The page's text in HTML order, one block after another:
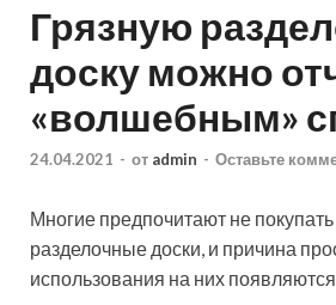
Грязную
доску можно
«волшебным»
24.04.2021 - от admin - Оставьте
Многие предпочитают не
разделочные доски, и причина
использования на них